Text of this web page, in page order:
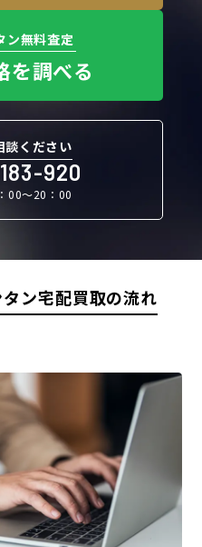
ン無料査定
を調べる
談ください
920
00〜20：00
ン宅配買取の流れ